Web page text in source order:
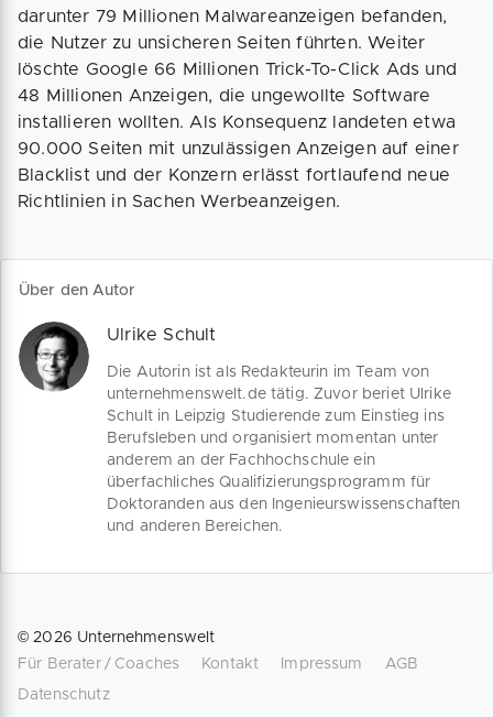
darunter 79 Millionen Malwareanzeigen befanden,
die Nutzer zu unsicheren Seiten führten. Weiter
löschte Google 66 Millionen Trick-To-Click Ads und
48 Millionen Anzeigen, die ungewollte Software
installieren wollten. Als Konsequenz landeten etwa
90.000 Seiten mit unzulässigen Anzeigen auf einer
Blacklist und der Konzern erlässt fortlaufend neue
Richtlinien in Sachen Werbeanzeigen.
Über den Autor
Ulrike Schult
Die Autorin ist als Redakteurin im Team von
unternehmenswelt.de tätig. Zuvor beriet Ulrike
Schult in Leipzig Studierende zum Einstieg ins
Berufsleben und organisiert momentan unter
anderem an der Fachhochschule ein
überfachliches Qualifizierungsprogramm für
Doktoranden aus den Ingenieurswissenschaften
und anderen Bereichen.
©2026 Unternehmenswelt
Für Berater / Coaches
Kontakt Impressum
AGB
Datenschutz